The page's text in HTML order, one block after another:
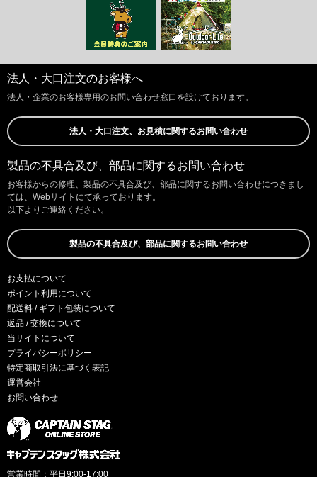
法人・大口注文のお客様へ
法人・企業のお客様専用のお問い合わせ窓口を設けております。
法人・大口注文、お見積に関するお問い合わせ
製品の不具合及び、部品に関するお問い合わせ
お客様からの修理、製品の不具合及び、部品に関するお問い合わせにつきまし
ては、Webサイトにて承っております。
以下よりご連絡ください。
製品の不具合及び、部品に関するお問い合わせ
お支払について
ポイント利用について
配送料 / ギフト包装について
返品 / 交換について
当サイトについて
プライバシーポリシー
特定商取引法に基づく表記
運営会社
お問い合わせ
営業時間：平日9:00-17:00